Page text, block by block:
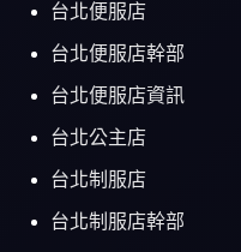
台北便服店
台北便服店幹部
台北便服店資訊
台北公主店
台北制服店
台北制服店幹部